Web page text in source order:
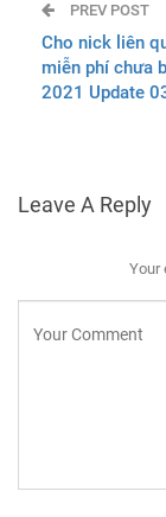
PREV POST
Cho nick liên
miễn phí chưa
2021 Update
Leave A Reply
Your